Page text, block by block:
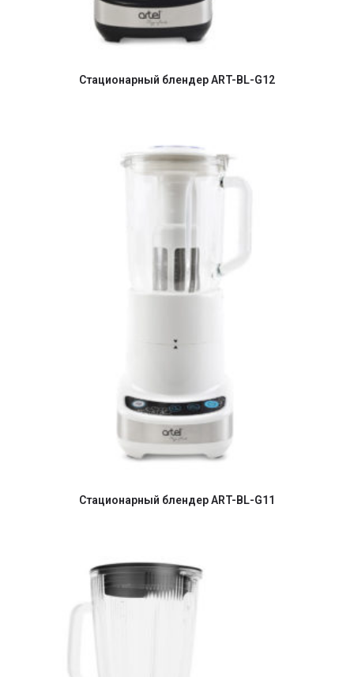
Стационарный блендер ART-BL-G12
Стационарный блендер ART-BL-G11